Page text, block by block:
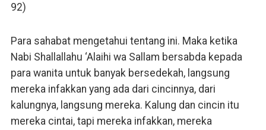
92)
Para sahabat mengetahui tentang ini. Maka ketika
Nabi Shallallahu ‘Alaihi wa Sallam bersabda kepada
para wanita untuk banyak bersedekah, langsung
mereka infakkan yang ada dari cincinnya, dari
kalungnya, langsung mereka. Kalung dan cincin itu
mereka cintai, tapi mereka infakkan, mereka